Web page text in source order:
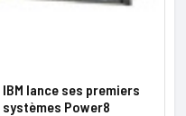
IBM lance ses premiers
systèmes Power8